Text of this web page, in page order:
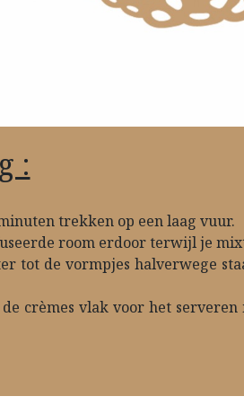
:
trekken op een laag vuur.
room erdoor terwijl je
tot de vormpjes halverwege
crèmes vlak voor het